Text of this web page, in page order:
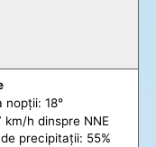
nopții: 18°
km/h dinspre NNE
precipitații: 55%